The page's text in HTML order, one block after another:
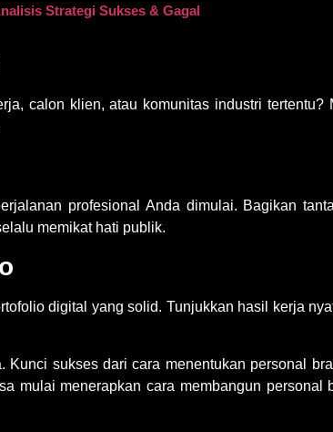
Strategi Sukses & Gagal
calon klien, atau komunitas industri tertentu?
profesional Anda dimulai. Bagikan
memikat hati publik.
digital yang solid. Tunjukkan hasil kerja
Kunci sukses daricara menentukan personal
mulai menerapkancara membangun personal